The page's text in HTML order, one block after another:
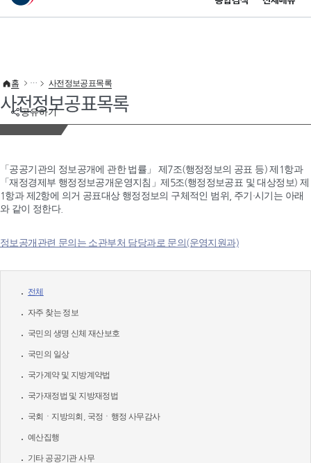
이 누리집은 대한민국 공식 전자정부 누리집입니다.
공유하기
홈 사전정보공표목록
사전정보공표목록
「공공기관의 정보공개에 관한 법률」 제7조(행정정보의 공표 등) 제1항과
「재정경제부 행정정보공개운영지침」제5조(행정정보공표 및 대상정보) 제
1항과 제2항에 의거 공표대상 행정정보의 구체적인 범위, 주기·시기는 아래
와 같이 정한다.
정보공개관련 문의는 소관부처 담당과로 문의(운영지원과)
전체
자주 찾는 정보
국민의 생명 신체 재산보호
국민의 일상
국가계약 및 지방계약법
국가재정법 및 지방재정법
국회ㆍ지방의회, 국정ㆍ행정 사무감사
예산집행
기타 공공기관 사무